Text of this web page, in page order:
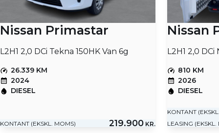
Nissan Primastar
L2H1 2,0 DCi Tekna 150HK Van 6g
26.339 KM
2024
DIESEL
KONTANT (EKSKL. MOMS) 219.900 KR.
Nissan
810 KM
2026
DIESEL
KONTANT
LEASING